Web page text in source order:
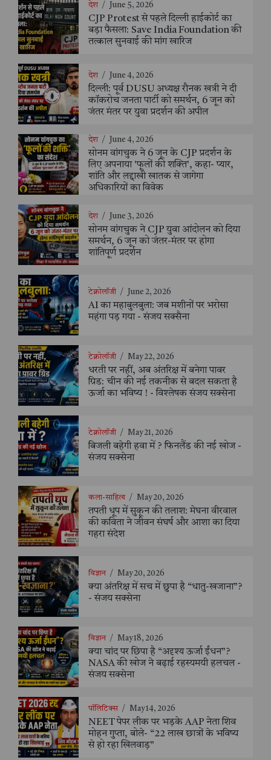
देश / June 5, 2026
CJP Protest से पहले दिल्ली हाईकोर्ट का
बड़ा फैसला: Save India Foundation की
तत्काल सुनवाई की मांग खारिज
देश / June 4, 2026
दिल्ली: पूर्व DUSU अध्यक्ष रौनक खत्री ने दी
कॉकरोच जनता पार्टी को समर्थन, 6 जून को
जंतर मंतर पर युवा प्रदर्शन की अपील
देश / June 4, 2026
सोनम वांगचुक ने 6 जून के CJP प्रदर्शन के
लिए अपनाया 'फूलों की शक्ति', कहा- प्यार,
शांति और लद्दाखी खातक से जागेगा
अधिकारियों का विवेक
देश / June 3, 2026
सोनम वांगचुक ने CJP युवा आंदोलन को दिया
समर्थन, 6 जून को जंतर-मंतर पर होगा
शांतिपूर्ण प्रदर्शन
टेक्नोलॉजी / June 2, 2026
AI का महाबुलबुला: जब मशीनों पर भरोसा
महंगा पड़ गया - संजय सक्सैना
टेक्नोलॉजी / May 22, 2026
धरती पर नहीं, अब अंतरिक्ष में बनेगा पावर
ग्रिड: चीन की नई तकनीक से बदल सकता है
ऊर्जा का भविष्य ! - विश्लेषक संजय सक्सेना
टेक्नोलॉजी / May 21, 2026
बिजली बहेगी हवा में ? फिनलैंड की नई खोज -
संजय सक्सेना
कला-साहित्य / May 20, 2026
तपती धूप में सुकून की तलाश: मेघना वीरवाल
की कविता ने जीवन संघर्ष और आशा का दिया
गहरा संदेश
विज्ञान / May 20, 2026
क्या अंतरिक्ष में सच में छुपा है “धातु-खजाना”?
- संजय सक्सेना
विज्ञान / May 18, 2026
क्या चांद पर छिपा है “अदृश्य ऊर्जा ईंधन”?
NASA की खोज ने बढ़ाई रहस्यमयी हलचल -
संजय सक्सेना
पॉलिटिक्स / May 14, 2026
NEET पेपर लीक पर भड़के AAP नेता शिव
मोहन गुप्ता, बोले- “22 लाख छात्रों के भविष्य
से हो रहा खिलवाड़”